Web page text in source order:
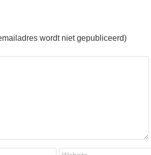
wordt niet gepubliceerd)